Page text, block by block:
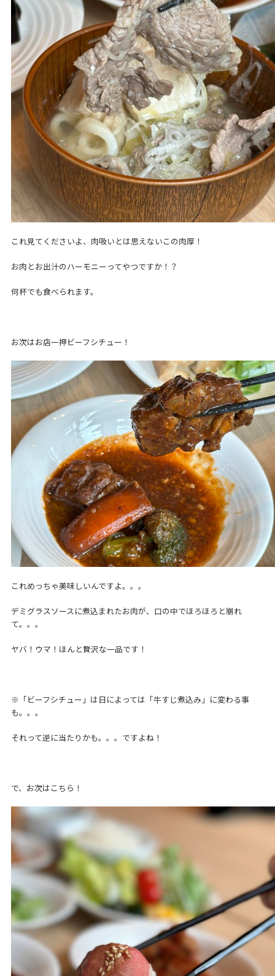
これ見てくださいよ、肉吸いとは思えないこの肉厚！
お肉とお出汁のハーモニーってやつですか！？
何杯でも食べられます。
お次はお店一押ビーフシチュー！
これめっちゃ美味しいんですよ。。。
デミグラスソースに煮込まれたお肉が、口の中でほろほろと崩れ
て。。。
ヤバ！ウマ！ほんと贅沢な一品です！
※「ビーフシチュー」は日によっては「牛すじ煮込み」に変わる事
も。。。
それって逆に当たりかも。。。ですよね！
で、お次はこちら！